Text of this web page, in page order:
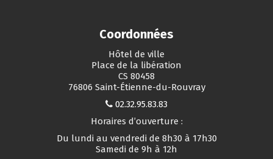
Coordonnées
Hôtel de ville
Place de la libération
CS 80458
76806 Saint-Étienne-du-Rouvray
02.32.95.83.83
Horaires d’ouverture :
Du lundi au vendredi de 8h30 à 17h30
Samedi de 9h à 12h